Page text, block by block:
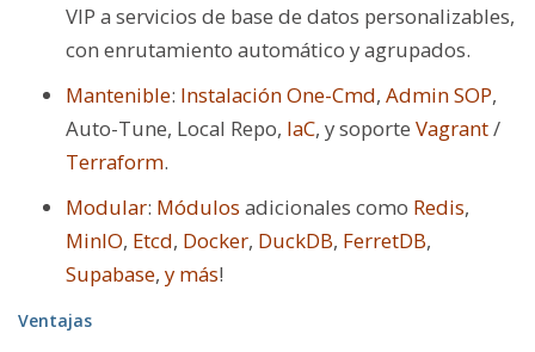
VIP a servicios de base de datos personalizables,
con enrutamiento automático y agrupados.
Mantenible: Instalación One-Cmd, Admin SOP,
Auto-Tune, Local Repo, IaC, y soporte Vagrant/
Terraform.
Modular: Módulos adicionales como Redis,
MinIO, Etcd, Docker, DuckDB, FerretDB,
Supabase, y más!
Ventajas